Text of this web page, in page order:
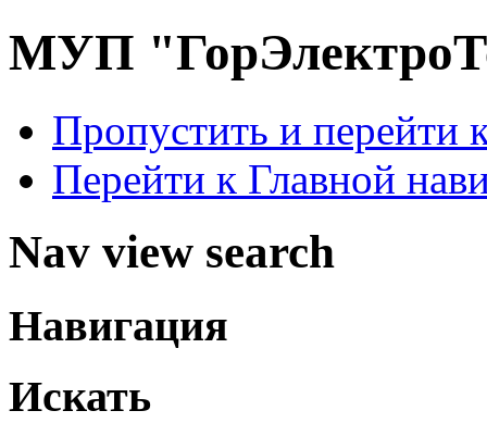
МУП
Пропустить и перейти
Перейти к Главной
Nav view search
Навигация
Искать